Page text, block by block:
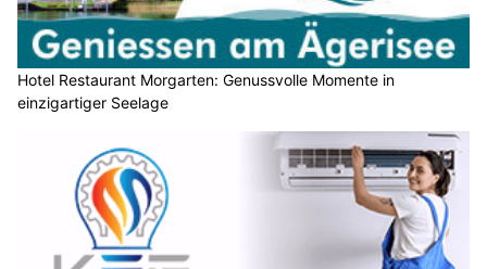
Hotel Restaurant Morgarten: Genussvolle Momente in
einzigartiger Seelage